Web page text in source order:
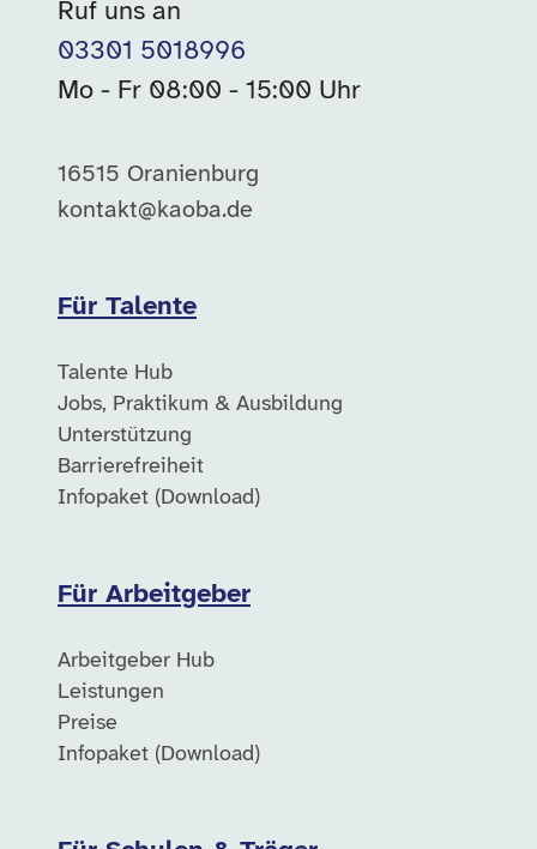
Ruf uns an
03301 5018996
Mo - Fr 08:00 - 15:00 Uhr
16515 Oranienburg
kontakt@kaoba.de
Für Talente
Talente Hub
Jobs, Praktikum & Ausbildung
Unterstützung
Barrierefreiheit
Infopaket (Download)
Für Arbeitgeber
Arbeitgeber Hub
Leistungen
Preise
Infopaket (Download)